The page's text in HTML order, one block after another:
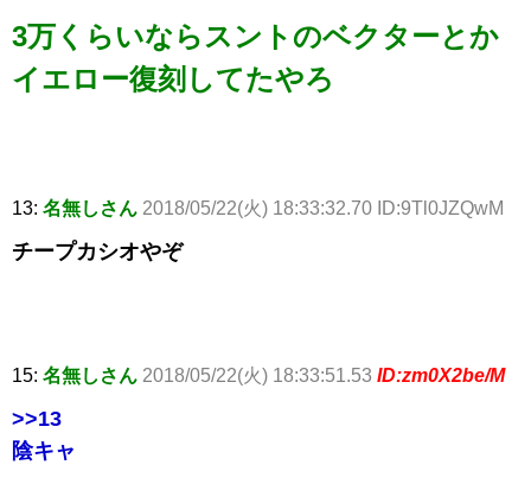
3万くらいならスントのベクターとか
イエロー復刻してたやろ
13: 名無しさん 2018/05/22(火) 18:33:32.70 ID:9Tl0JZQwM
チープカシオやぞ
15: 名無しさん 2018/05/22(火) 18:33:51.53 ID:zm0X2be/M
>>13
陰キャ